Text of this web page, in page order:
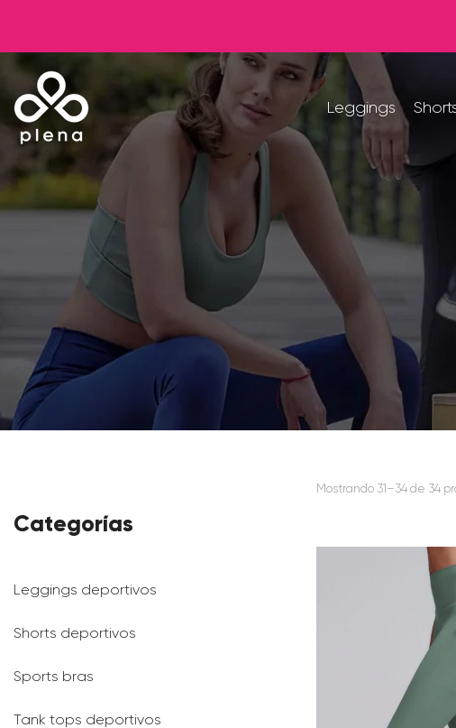
Leggings
Categorías
Leggings deportivos
Shorts deportivos
Sports bras
Tank tops deportivos
Mostrando 31–34 de 34